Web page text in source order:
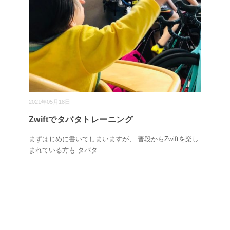
2021年05月18日
Zwiftでタバタトレーニング
まずはじめに書いてしまいますが、 普段からZwiftを楽し
まれている方も タバタ ...